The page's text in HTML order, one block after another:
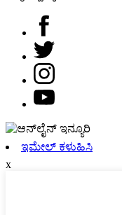
ಇಮೇಲ್ ಕಳುಹಿಸಿ
x